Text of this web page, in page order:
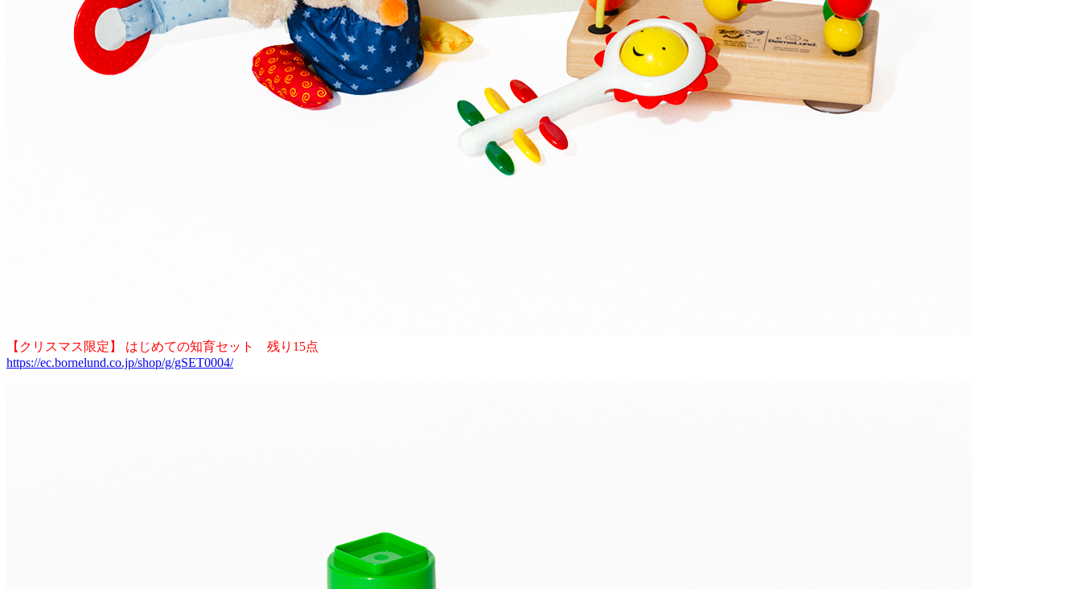
【クリスマス限定】 はじめての知育セット 残り15点
https://ec.bornelund.co.jp/shop/g/gSET0004/